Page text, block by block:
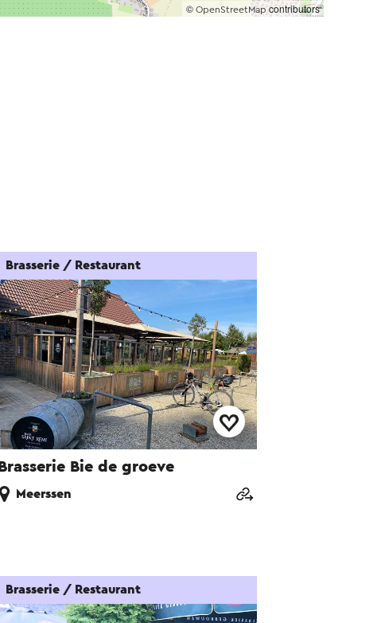
© OpenStreetMapcontributors
Brasserie Bie de groeve
Brasserie / Restaurant
Meerssen
Brasserie / Restaurant